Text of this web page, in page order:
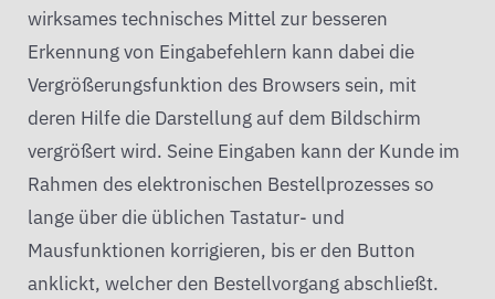
wirksames technisches Mittel zur besseren
Erkennung von Eingabefehlern kann dabei die
Vergrößerungsfunktion des Browsers sein, mit
deren Hilfe die Darstellung auf dem Bildschirm
vergrößert wird. Seine Eingaben kann der Kunde im
Rahmen des elektronischen Bestellprozesses so
lange über die üblichen Tastatur- und
Mausfunktionen korrigieren, bis er den Button
anklickt, welcher den Bestellvorgang abschließt.